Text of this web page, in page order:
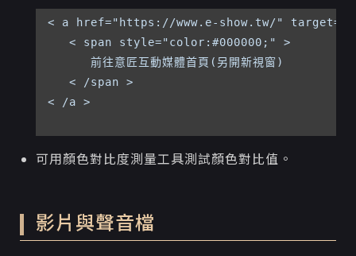
< a href="https://www.e-show.tw/"
   < span style="color:#000000;" >
      前往意匠互動媒體首頁(另開新視窗)
   < /span >
< /a >
可用顏色對比度測量工具測試顏色對比值。
影片與聲音檔